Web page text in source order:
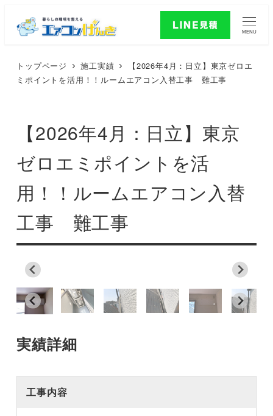
MENU
トップページ 施工実績
【2026年4月：日立】東京ゼロエ
ミポイントを活用！！ルームエアコン入替工事 難工事
【2026年4月：日立】東京
ゼロエミポイントを活
用！！ルームエアコン入替
工事 難工事
実績詳細
工事内容